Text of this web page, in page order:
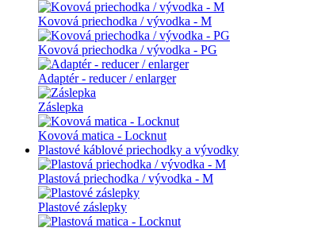
Kovová priechodka / vývodka - M
Kovová priechodka / vývodka - PG
Adaptér - reducer / enlarger
Záslepka
Kovová matica - Locknut
Plastové káblové priechodky a vývodky
Plastová priechodka / vývodka - M
Plastové záslepky